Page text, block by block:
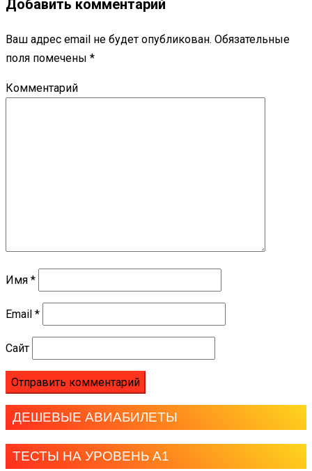
Добавить комментарий
Ваш адрес email не будет опубликован. Обязательные
поля помечены *
Комментарий
Имя *
Email *
Сайт
ДЕШЕВЫЕ АВИАБИЛЕТЫ
ТЕСТЫ НА УРОВЕНЬ А1